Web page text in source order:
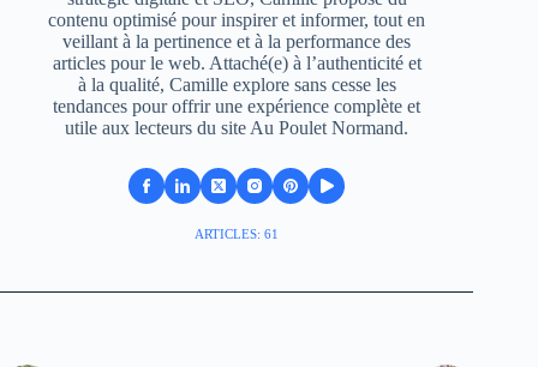
contenu optimisé pour inspirer et informer, tout en
veillant à la pertinence et à la performance des
articles pour le web. Attaché(e) à l’authenticité et
à la qualité, Camille explore sans cesse les
tendances pour offrir une expérience complète et
utile aux lecteurs du site Au Poulet Normand.
ARTICLES: 61